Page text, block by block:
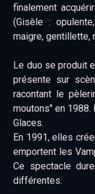
finalement
(Gisèle :
maigre, gentillette,
Le duo se produit
présente sur
racontant le
moutons" en
Glaces.
En 1991, elles
emportent les
Ce spectacle
différentes.